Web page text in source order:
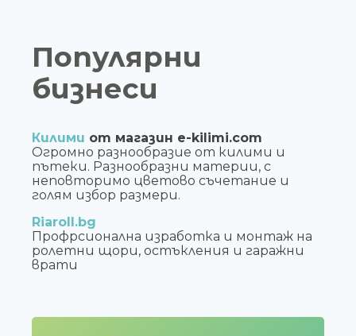
Популярни
бизнеси
Килими от магазин e-kilimi.com
Огромно разнообразие от килими и
пътеки. Разнообразни материи, с
неповторимо цветово съчетание и
голям избор размери.
Riaroll.bg
Профрсионална изработка и монтаж на
ролетни щори, остъкления и гаражни
врати